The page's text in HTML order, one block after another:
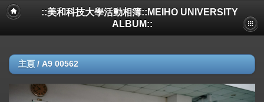
::美和科技大學活動相簿::MEIHO UNIVERSITY
ALBUM::
主頁 / A9 00562